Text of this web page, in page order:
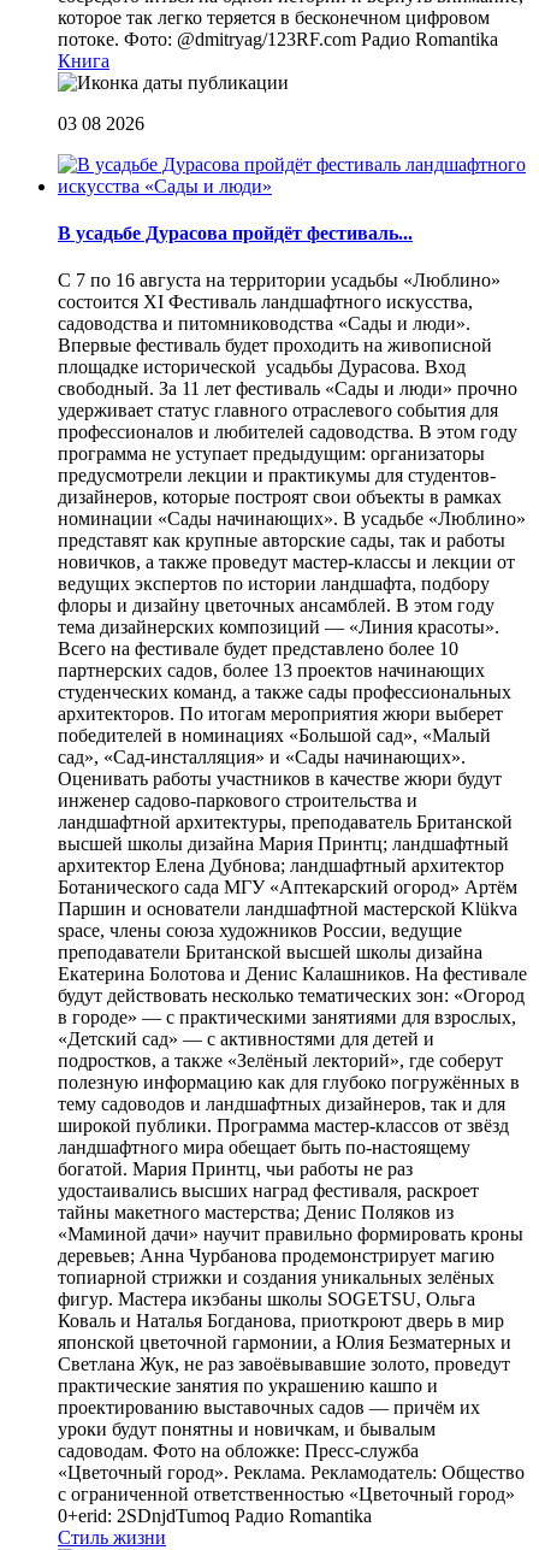
которое так легко теряется в бесконечном цифровом
потоке. Фото: @dmitryag/123RF.com Радио Romantika
Книга
03 08 2026
В усадьбе Дурасова пройдёт фестиваль...
С 7 по 16 августа на территории усадьбы «Люблино»
состоится XI Фестиваль ландшафтного искусства,
садоводства и питомниководства «Сады и люди».
Впервые фестиваль будет проходить на живописной
площадке исторической усадьбы Дурасова. Вход
свободный. За 11 лет фестиваль «Сады и люди» прочно
удерживает статус главного отраслевого события для
профессионалов и любителей садоводства. В этом году
программа не уступает предыдущим: организаторы
предусмотрели лекции и практикумы для студентов-
дизайнеров, которые построят свои объекты в рамках
номинации «Сады начинающих». В усадьбе «Люблино»
представят как крупные авторские сады, так и работы
новичков, а также проведут мастер-классы и лекции от
ведущих экспертов по истории ландшафта, подбору
флоры и дизайну цветочных ансамблей. В этом году
тема дизайнерских композиций — «Линия красоты».
Всего на фестивале будет представлено более 10
партнерских садов, более 13 проектов начинающих
студенческих команд, а также сады профессиональных
архитекторов. По итогам мероприятия жюри выберет
победителей в номинациях «Большой сад», «Малый
сад», «Сад-инсталляция» и «Сады начинающих».
Оценивать работы участников в качестве жюри будут
инженер садово-паркового строительства и
ландшафтной архитектуры, преподаватель Британской
высшей школы дизайна Мария Принтц; ландшафтный
архитектор Елена Дубнова; ландшафтный архитектор
Ботанического сада МГУ «Аптекарский огород» Артём
Паршин и основатели ландшафтной мастерской Klükva
space, члены союза художников России, ведущие
преподаватели Британской высшей школы дизайна
Екатерина Болотова и Денис Калашников. На фестивале
будут действовать несколько тематических зон: «Огород
в городе» — с практическими занятиями для взрослых,
«Детский сад» — с активностями для детей и
подростков, а также «Зелёный лекторий», где соберут
полезную информацию как для глубоко погружённых в
тему садоводов и ландшафтных дизайнеров, так и для
широкой публики. Программа мастер-классов от звёзд
ландшафтного мира обещает быть по-настоящему
богатой. Мария Принтц, чьи работы не раз
удостаивались высших наград фестиваля, раскроет
тайны макетного мастерства; Денис Поляков из
«Маминой дачи» научит правильно формировать кроны
деревьев; Анна Чурбанова продемонстрирует магию
топиарной стрижки и создания уникальных зелёных
фигур. Мастера икэбаны школы SOGETSU, Ольга
Коваль и Наталья Богданова, приоткроют дверь в мир
японской цветочной гармонии, а Юлия Безматерных и
Светлана Жук, не раз завоёвывавшие золото, проведут
практические занятия по украшению кашпо и
проектированию выставочных садов — причём их
уроки будут понятны и новичкам, и бывалым
садоводам. Фото на обложке: Пресс-служба
«Цветочный город». Реклама. Рекламодатель: Общество
с ограниченной ответственностью «Цветочный город»
0+erid: 2SDnjdTumoq Радио Romantika
Стиль жизни